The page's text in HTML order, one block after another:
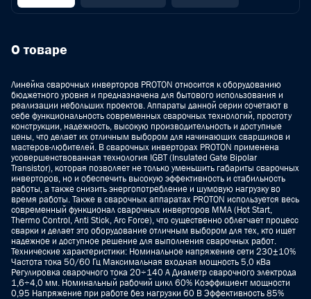
О товаре
Линейка сварочных инверторов PROTON относится к оборудованию
бюджетного уровня и предназначена для бытового использования и
реализации небольших проектов. Аппараты данной серии сочетают в
себе функциональность современных сварочных технологий, простоту
конструкции, надежность, высокую производительность и доступные
цены, что делает их отличным выбором для начинающих сварщиков и
мастеров-любителей. В сварочных инверторах PROTON применена
усовершенствованная технология IGBT (Insulated Gate Bipolar
Transistor), которая позволяет не только уменьшить габариты сварочных
инверторов, но и обеспечить высокую эффективность и стабильность
работы, а также снизить энергопотребление и шумовую нагрузку во
время работы. Также в сварочных аппаратах PROTON используется весь
современный функционал сварочных инверторов ММА (Hot Start,
Thermo Control, Anti Stick, Arc Force), что существенно облегчает процесс
сварки и делает это оборудование отличным выбором для тех, кто ищет
надежное и доступное решение для выполнения сварочных работ.
Технические характеристики: Номинальное напряжение сети 230±10%
Частота тока 50/60 Гц Максимальная входная мощность 5,0 кВа
Регулировка сварочного тока 20÷140 А Диаметр сварочного электрода
1,6÷4,0 мм. Номинальный рабочий цикл 60% Коэффициент мощности
0,95 Напряжение при работе без нагрузки 60 В Эффективность 85%